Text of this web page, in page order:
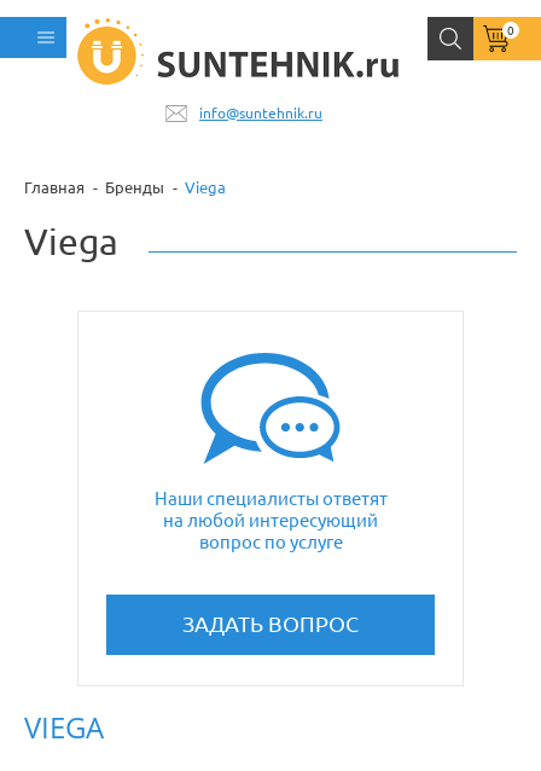
info@suntehnik.ru
0
Главная Бренды Viega
Viega
Наши специалисты ответят
на любой интересующий
вопрос по услуге
ЗАДАТЬ ВОПРОС
VIEGA